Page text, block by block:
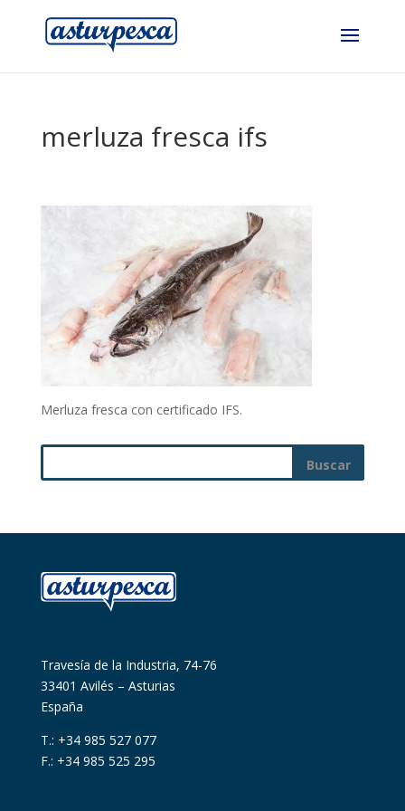
merluza fresca ifs
Merluza fresca con certificado IFS.
Travesía de la Industria, 74-76
33401 Avilés – Asturias
España
T.: +34 985 527 077
F.: +34 985 525 295